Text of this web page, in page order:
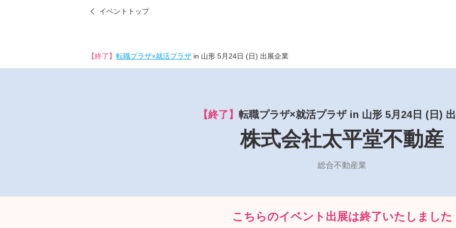
イベントトップ
【終了】 転職プラザ×就活プラザ in 山形 5月24日 (日) 出展企業
【終了】 転職プラザ×就活プラザ in 山形 5月24日 (日)
株式会社太平堂不動産
総合不動産業
こちらのイベント出展は終了いたしました